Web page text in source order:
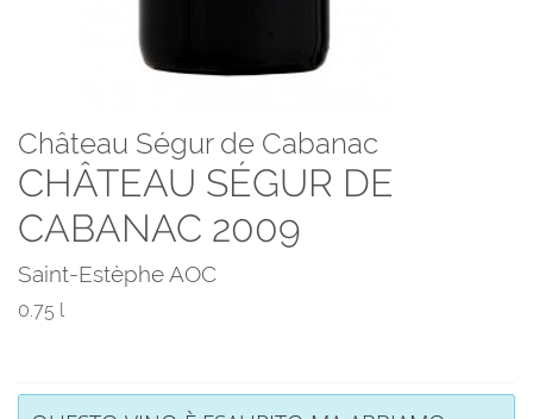
Château Ségur de Cabanac
CHÂTEAU SÉGUR DE
CABANAC 2009
Saint-Estèphe AOC
0.75 l